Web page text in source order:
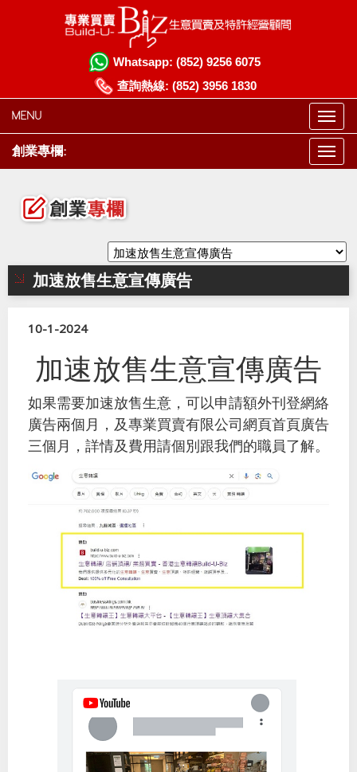
Whatsapp: (852) 9256 6075
查詢熱線: (852) 3956 1830
MENU
創業專欄:
加速放售生意宣傳廣告
10-1-2024
加速放售生意宣傳廣告
如果需要加速放售生意，可以申請額外刊登網絡
廣告兩個月，及專業買賣有限公司網頁首頁廣告
三個月 ，詳情及費用請個別跟我們的職員了解。